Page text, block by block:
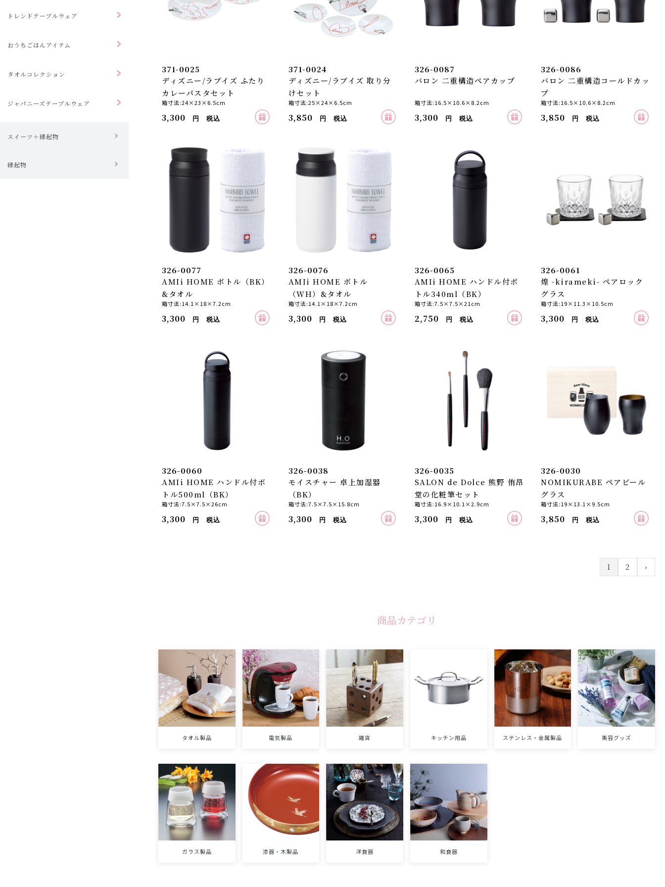
トレンドテーブルウェア
おうちごはんアイテム
タオルコレクション
ジャパニーズテーブルウェア
スイーツ＋縁起物
縁起物
371-0025
ディズニー/ラブイズ ふたり
カレーパスタセット
箱寸法:24×23×6.5cm
3,300 円 税込
371-0024
ディズニー/ラブイズ 取り分
けセット
箱寸法:25×24×6.5cm
3,850 円 税込
326-0087
バロン 二重構造ペアカップ
箱寸法:16.5×10.6×8.2cm
3,300 円 税込
326-0086
バロン 二重構造コールドカッ
プ
箱寸法:16.5×10.6×8.2cm
3,850 円 税込
326-0077
AMIi HOME ボトル（BK）
&タオル
箱寸法:14.1×18×7.2cm
3,300 円 税込
326-0076
AMIi HOME ボトル
（WH）&タオル
箱寸法:14.1×18×7.2cm
3,300 円 税込
326-0065
AMIi HOME ハンドル付ボ
トル340ml（BK）
箱寸法:7.5×7.5×21cm
2,750 円 税込
326-0061
煌 -kirameki- ペアロック
グラス
箱寸法:19×11.3×10.5cm
3,300 円 税込
326-0060
AMIi HOME ハンドル付ボ
トル500ml（BK）
箱寸法:7.5×7.5×26cm
3,300 円 税込
326-0038
モイスチャー 卓上加湿器
（BK）
箱寸法:7.5×7.5×15.8cm
3,300 円 税込
326-0035
SALON de Dolce 熊野 侑昂
堂の化粧筆セット
箱寸法:16.9×10.1×2.9cm
3,300 円 税込
326-0030
NOMIKURABE ペアビール
グラス
箱寸法:19×13.1×9.5cm
3,850 円 税込
カートへ進む
1 2 ›
商品カテゴリ
タオル製品 電気製品 雑貨 キッチン用品 ステンレス・金属製品 美容グッズ
ガラス製品 漆器・木製品 洋食器 和食器